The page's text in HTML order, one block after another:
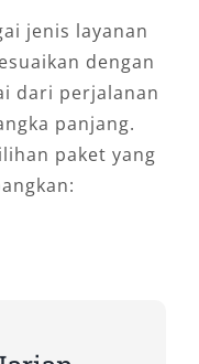
off-road,
medan
Sewa
pengguna
off-road
Dakar
jenis layanan
dengan
dari perjalanan
panjang.
paket yang